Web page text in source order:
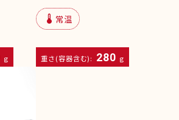
g
device_thermostat 常温
重さ(容器含む): 280 g